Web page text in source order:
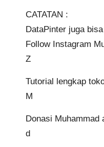
CATATAN :
DataPinter juga
Follow Instagram
Z
Tutorial lengkap
M
Donasi Muhammad
d